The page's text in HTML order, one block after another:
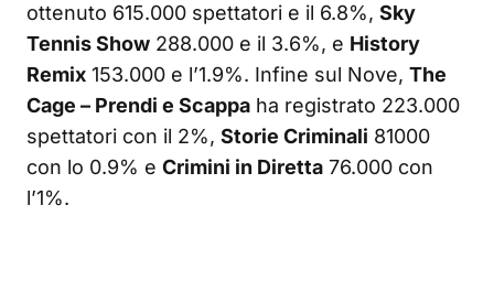
ottenuto 615.000 spettatori e il 6.8%, Sky
Tennis Show 288.000 e il 3.6%, e History
Remix 153.000 e l’1.9%. Infine sul Nove, The
Cage – Prendi e Scappa ha registrato 223.000
spettatori con il 2%, Storie Criminali 81000
con lo 0.9% e Crimini in Diretta 76.000 con
l’1%.